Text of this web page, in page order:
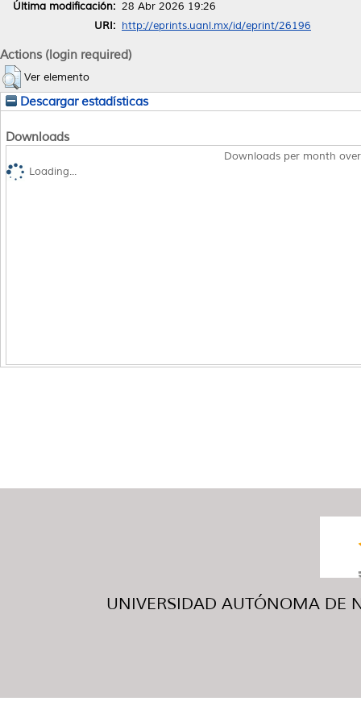
Última modificación: 28 Abr 2026 19:26
URI: http://eprints.uanl.mx/id/eprint/26196
Actions (login required)
Ver elemento
Descargar estadísticas
Downloads
Downloads per month
Loading...
UNIVERSIDAD AUTÓNOMA DE